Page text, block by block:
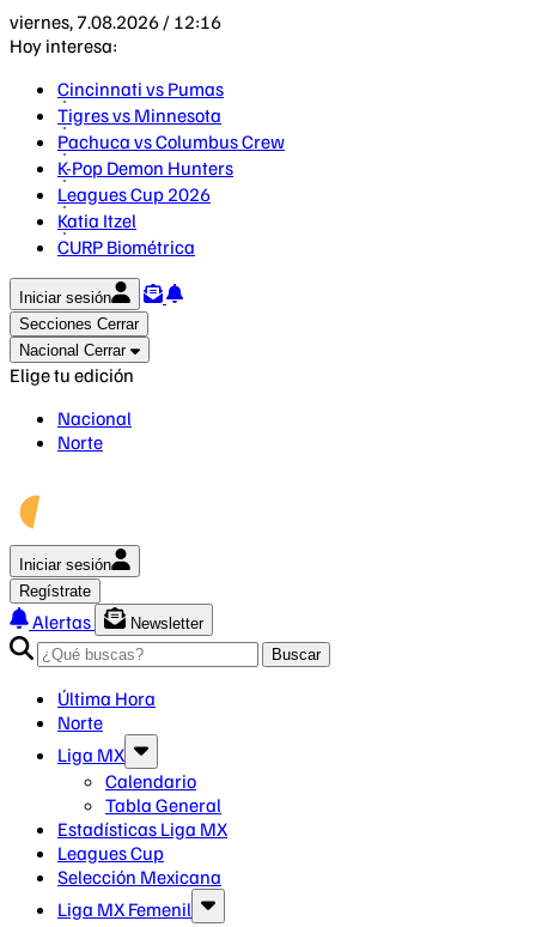
viernes, 7.08.2026 / 12:16
Hoy interesa:
Cincinnati vs Pumas
Tigres vs Minnesota
Pachuca vs Columbus Crew
K-Pop Demon Hunters
Leagues Cup 2026
Katia Itzel
CURP Biométrica
Iniciar sesión
Secciones Cerrar
Nacional Cerrar
Elige tu edición
Nacional
Norte
Iniciar sesión
Regístrate
Alertas
Newsletter
Buscar
Última Hora
Norte
Liga MX
Calendario
Tabla General
Estadísticas Liga MX
Leagues Cup
Selección Mexicana
Liga MX Femenil